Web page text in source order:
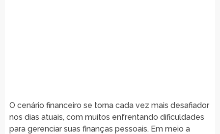
O cenário financeiro se torna cada vez mais desafiador
nos dias atuais, com muitos enfrentando dificuldades
para gerenciar suas finanças pessoais. Em meio a